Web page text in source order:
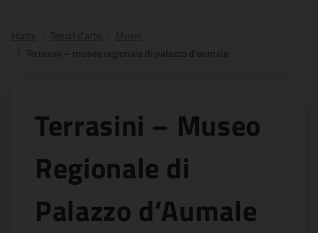
Terrasini – Museo
Regionale di
Palazzo d’Aumale